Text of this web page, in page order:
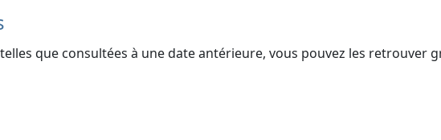
que consultées à une date antérieure, vous pouvez les retrouver